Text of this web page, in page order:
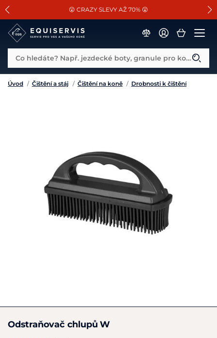
SLEVA 13% na vše od Cassini!
😮 CRAZY SLEVY AŽ 70% 😮
📐Pasování a doplňky k vybraným sedlům ZDARMA 🐴
Co hledáte? Např. jezdecké boty, granule pro koně...
Úvod / Čištění a stáj / Čištění na koně / Drobnosti k čištění
Odstraňovač chlupů W